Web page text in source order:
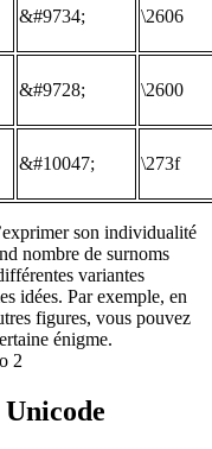
&#9734; \2606
&#9728; \2600
&#10047; \273f
son individualité
nombre de surnoms
variantes
idées. Par exemple, en
figures, vous pouvez
énigme.